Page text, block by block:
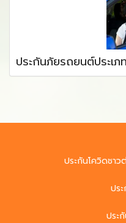
ประกันภัยรถยนต์ประเภ
ประกันโควิดชา
ปร
ประ